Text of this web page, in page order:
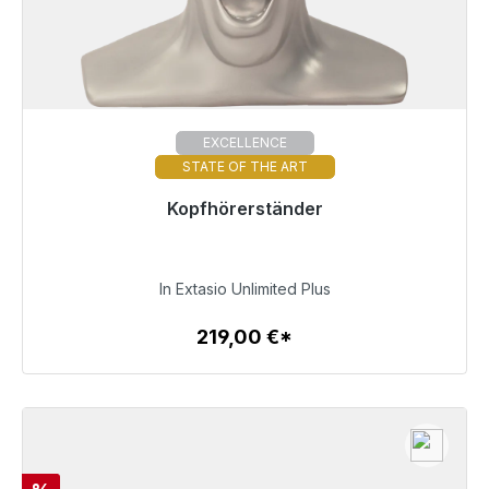
EXCELLENCE
STATE OF THE ART
Kopfhörerständer
Sofort versandfertig, Lieferzeit 48h*
Zum Artikel
In Extasio Unlimited Plus
219,00 €*